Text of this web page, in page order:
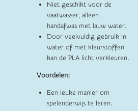
Niet geschikt voor de
vaatwasser, alleen
handafwas met lauw water.
Door veelvuldig gebruik in
water of met kleurstoffen
kan de PLA licht verkleuren.
Voordelen:
Een leuke manier om
spelenderwijs te leren.